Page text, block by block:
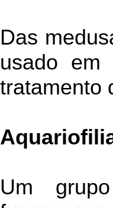
Das
usado em
tratamento
Um